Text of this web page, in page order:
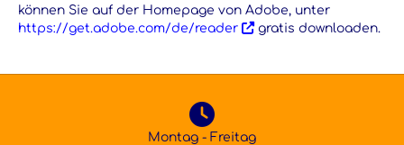
können Sie auf der Homepage von Adobe, unter
https://get.adobe.com/de/reader
gratis downloaden.
Montag - Freitag